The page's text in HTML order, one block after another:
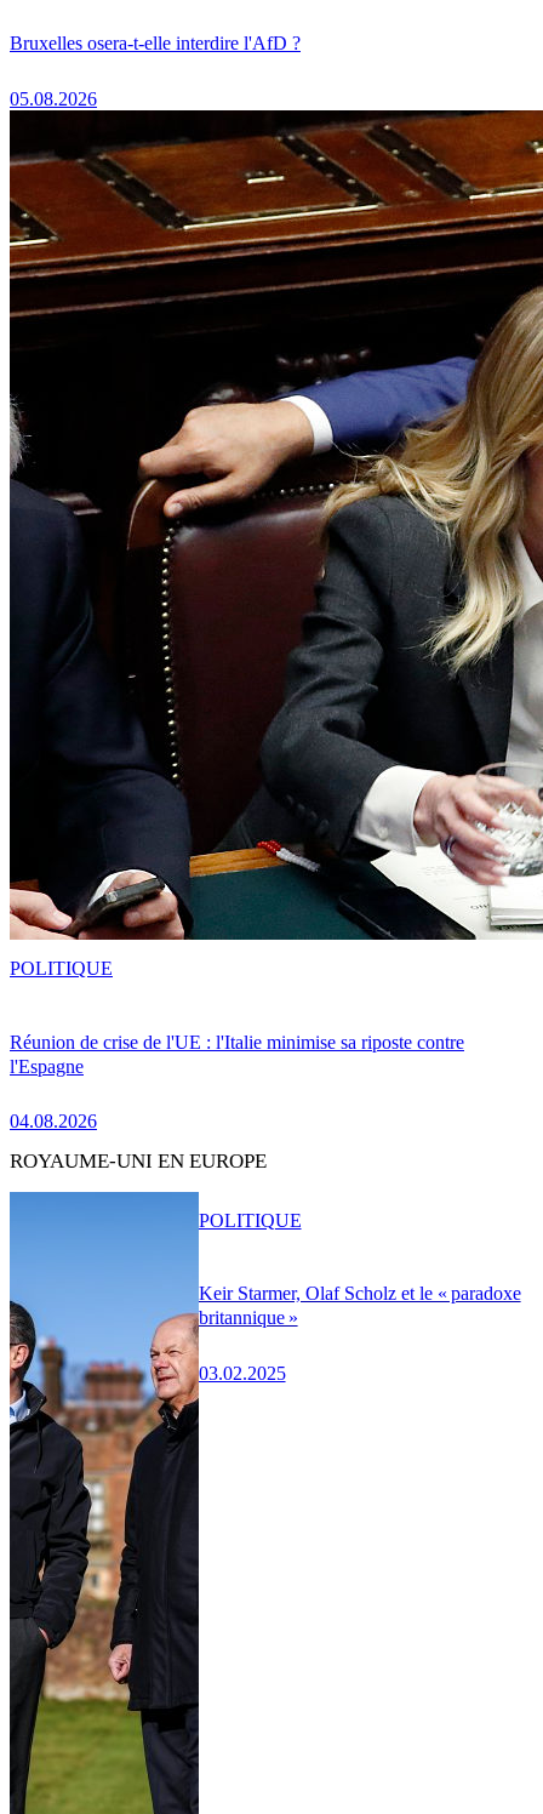
Bruxelles osera-t-elle interdire l'AfD ?
05.08.2026
Réunion de crise de l'UE : l'Italie minimise sa riposte contre
l'Espagne
04.08.2026
POLITIQUE
ROYAUME-UNI EN EUROPE
Keir Starmer, Olaf Scholz et le « paradoxe
britannique »
03.02.2025
POLITIQUE